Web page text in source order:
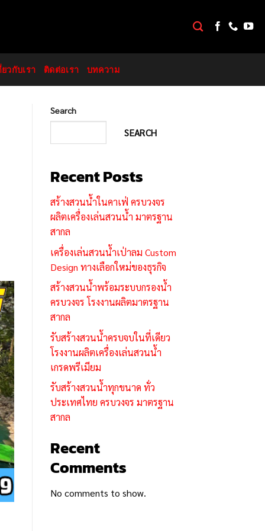
ยวกับเรา ติดต่อเรา บทความ
Search
SEARCH
Recent Posts
สร้างสวนน้ำในคาเฟ่ ครบวงจร
ผลิตเครื่องเล่นสวนน้ำ มาตรฐาน
สากล
เครื่องเล่นสวนน้ำเป่าลม Custom
Design ทางเลือกใหม่ของธุรกิจ
สร้างสวนน้ำพร้อมระบบกรองน้ำ
ครบวงจร โรงงานผลิตมาตรฐาน
สากล
รับสร้างสวนน้ำครบจบในที่เดียว
โรงงานผลิตเครื่องเล่นสวนน้ำ
เกรดพรีเมียม
รับสร้างสวนน้ำทุกขนาด ทั่ว
ประเทศไทย ครบวงจร มาตรฐาน
สากล
Recent
Comments
No comments to show.